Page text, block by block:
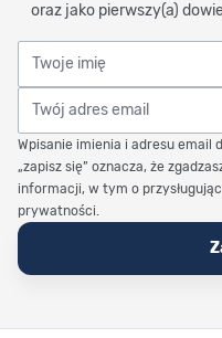
oraz jako pierwszy(a)
Twoje imię
Twój adres email
Wpisanie imienia i adresu email
„zapisz się” oznacza, że
informacji, w tym o
prywatności.